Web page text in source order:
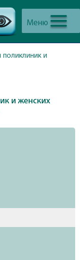
Меню
поликлиник и
и женских